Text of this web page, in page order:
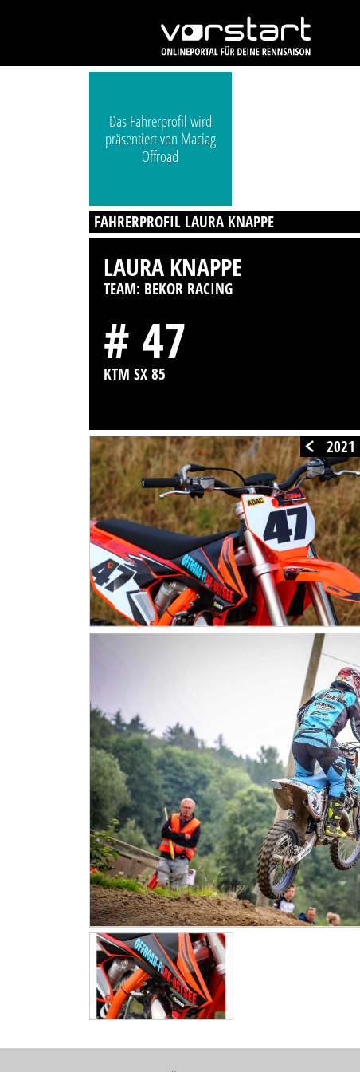
Das Fahrerprofil wird
präsentiert von Maciag
Offroad
FAHRERPROFIL LAURA KNAPPE
LAURA KNAPPE
TEAM: BEKOR RACING
# 47
KTM SX 85
2021